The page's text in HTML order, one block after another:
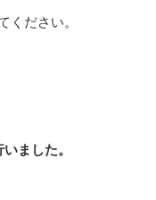
ください。
ました。